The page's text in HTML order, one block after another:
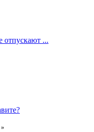
отпускают ...
»